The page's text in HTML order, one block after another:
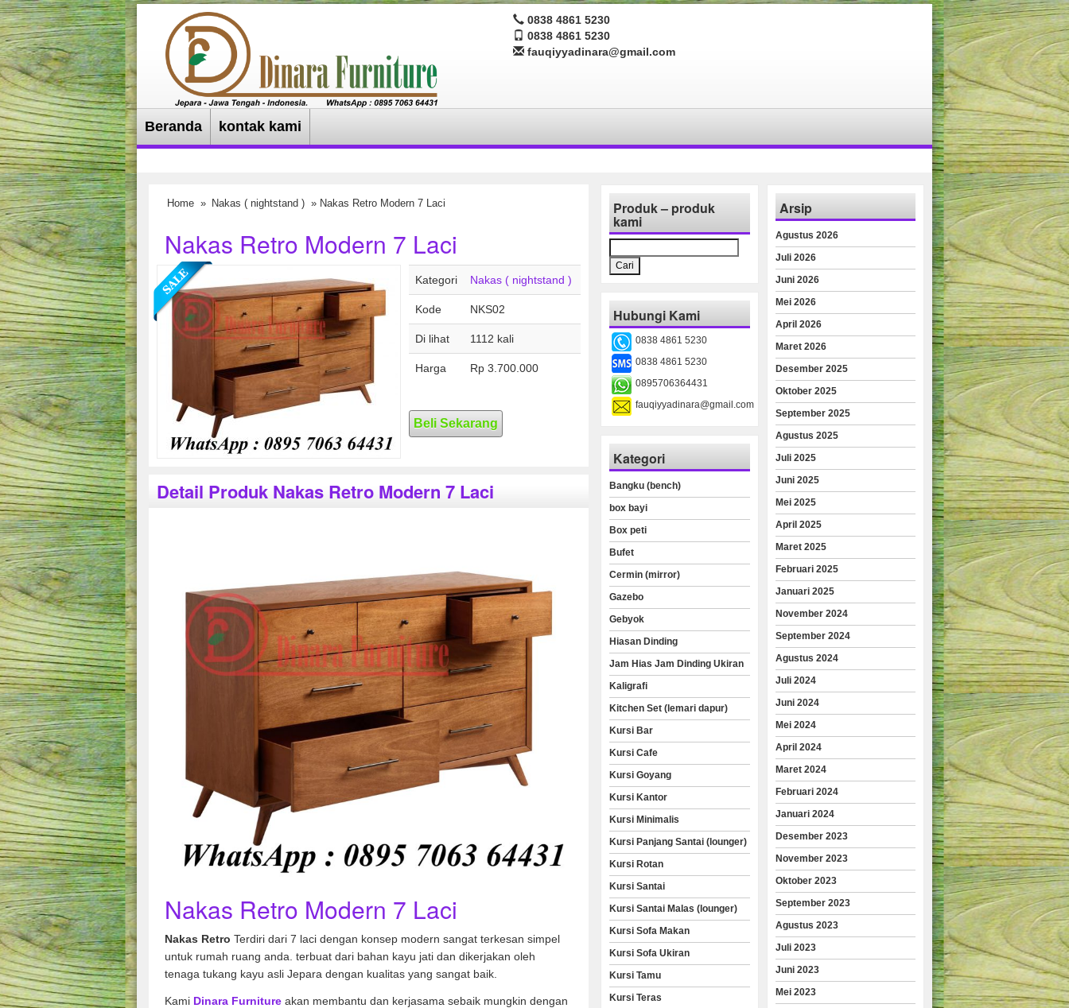
0838 4861 5230
0838 4861 5230
fauqiyyadinara@gmail.com
Beranda kontak kami
Home » Nakas ( nightstand ) » Nakas Retro Modern 7 Laci
Nakas Retro Modern 7 Laci
Kategori Nakas ( nightstand )
Kode NKS02
Di lihat 1112 kali
Harga Rp 3.700.000
Beli Sekarang
Detail Produk Nakas Retro Modern 7 Laci
Nakas Retro Modern 7 Laci
Nakas Retro Terdiri dari 7 laci dengan konsep modern sangat terkesan simpel
untuk rumah ruang anda. terbuat dari bahan kayu jati dan dikerjakan oleh
tenaga tukang kayu asli Jepara dengan kualitas yang sangat baik.
Kami Dinara Furniture akan membantu dan kerjasama sebaik mungkin dengan
Produk – produk
kami
untuk:
Hubungi Kami
0838 4861 5230
0838 4861 5230
0895706364431
fauqiyyadinara@gmail.com
Kategori
Bangku (bench)
box bayi
Box peti
Bufet
Cermin (mirror)
Gazebo
Gebyok
Hiasan Dinding
Jam Hias Jam Dinding Ukiran
Kaligrafi
Kitchen Set (lemari dapur)
Kursi Bar
Kursi Cafe
Kursi Goyang
Kursi Kantor
Kursi Minimalis
Kursi Panjang Santai (lounger)
Kursi Rotan
Kursi Santai
Kursi Santai Malas (lounger)
Kursi Sofa Makan
Kursi Sofa Ukiran
Kursi Tamu
Kursi Teras
Arsip
Agustus 2026
Juli 2026
Juni 2026
Mei 2026
April 2026
Maret 2026
Desember 2025
Oktober 2025
September 2025
Agustus 2025
Juli 2025
Juni 2025
Mei 2025
April 2025
Maret 2025
Februari 2025
Januari 2025
November 2024
September 2024
Agustus 2024
Juli 2024
Juni 2024
Mei 2024
April 2024
Maret 2024
Februari 2024
Januari 2024
Desember 2023
November 2023
Oktober 2023
September 2023
Agustus 2023
Juli 2023
Juni 2023
Mei 2023